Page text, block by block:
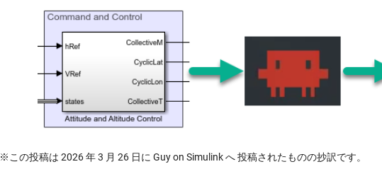
※この投稿は 2026 年 3 月 26 日に Guy on Simulink へ 投稿されたものの抄訳です。